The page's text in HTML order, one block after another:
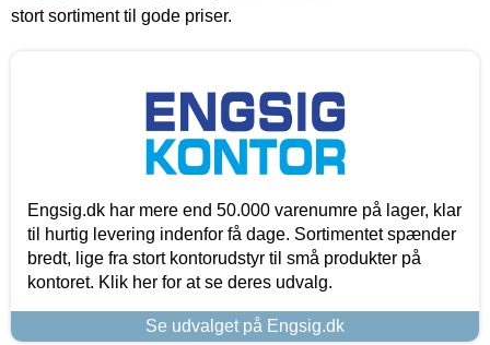
stort sortiment til gode priser.
Engsig.dk har mere end 50.000 varenumre på lager, klar
til hurtig levering indenfor få dage. Sortimentet spænder
bredt, lige fra stort kontorudstyr til små produkter på
kontoret. Klik her for at se deres udvalg.
Se udvalget på Engsig.dk